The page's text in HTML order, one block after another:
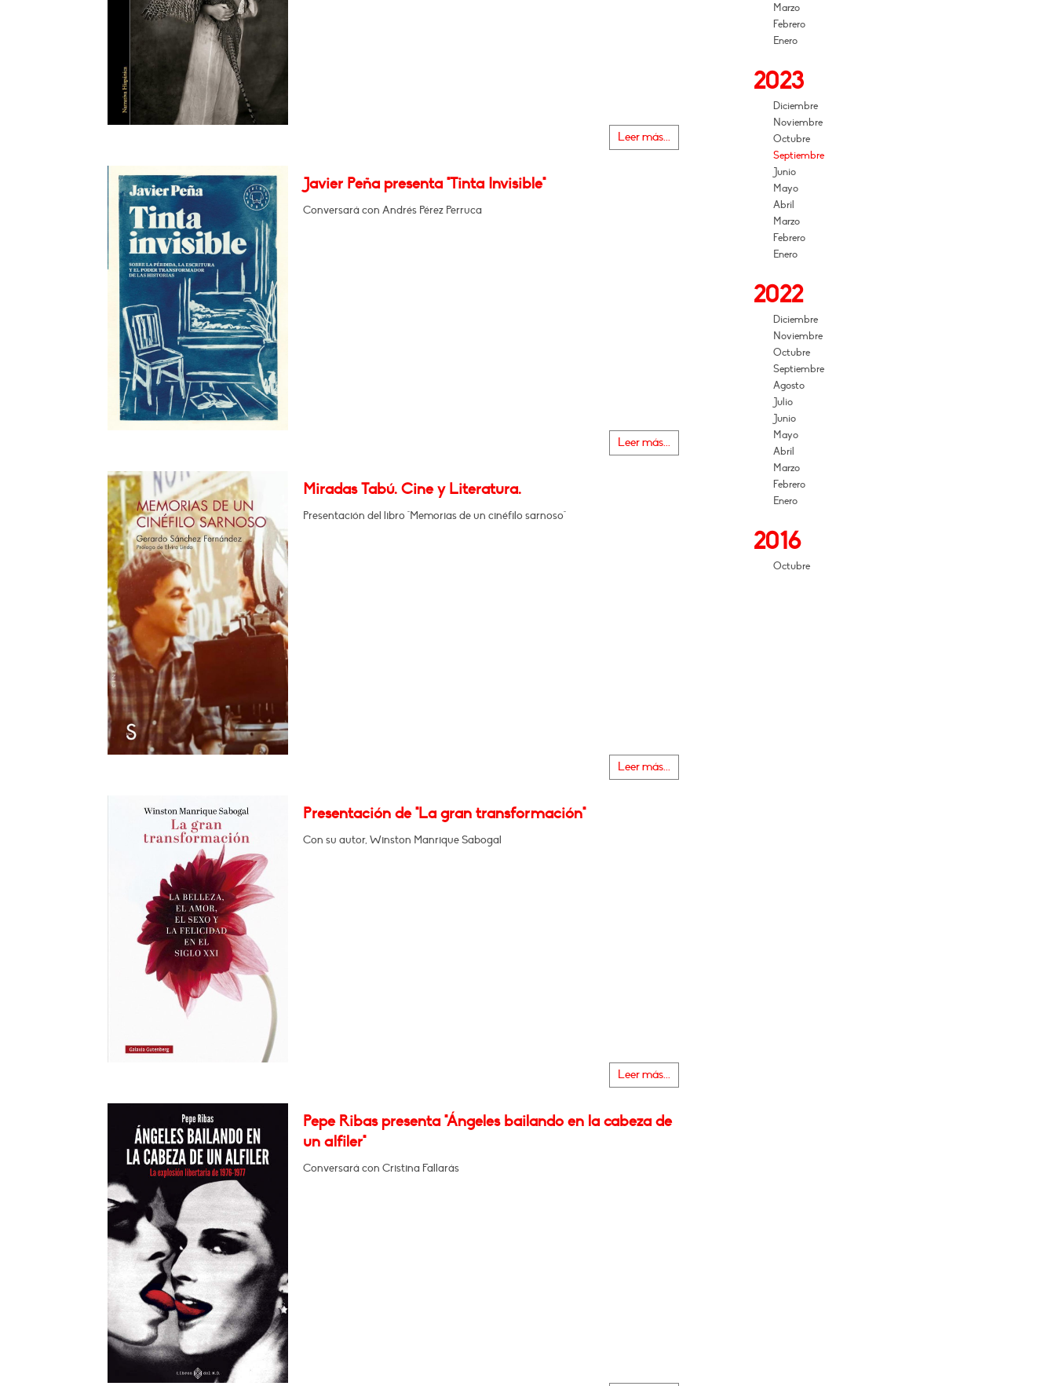
Leer más...
Javier Peña presenta "Tinta Invisible"
Conversará con Andrés Pérez Perruca
Leer más...
Miradas Tabú. Cine y Literatura.
Presentación del libro "Memorias de un cinéfilo sarnoso"
Leer más...
Presentación de "La gran transformación"
Con su autor, Winston Manrique Sabogal
Leer más...
Pepe Ribas presenta "Ángeles bailando en la cabeza de
un alfiler"
Conversará con Cristina Fallarás
Marzo
Febrero
Enero
2023
Diciembre
Noviembre
Octubre
Septiembre
Junio
Mayo
Abril
Marzo
Febrero
Enero
2022
Diciembre
Noviembre
Octubre
Septiembre
Agosto
Julio
Junio
Mayo
Abril
Marzo
Febrero
Enero
2016
Octubre